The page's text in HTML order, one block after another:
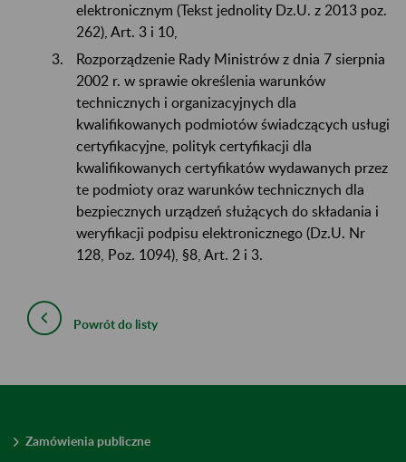
elektronicznym (Tekst jednolity Dz.U. z 2013 poz.
262), Art. 3 i 10,
Rozporządzenie Rady Ministrów z dnia 7 sierpnia
2002 r. w sprawie określenia warunków
technicznych i organizacyjnych dla
kwalifikowanych podmiotów świadczących usługi
certyfikacyjne, polityk certyfikacji dla
kwalifikowanych certyfikatów wydawanych przez
te podmioty oraz warunków technicznych dla
bezpiecznych urządzeń służących do składania i
weryfikacji podpisu elektronicznego (Dz.U. Nr
128, Poz. 1094), §8, Art. 2 i 3.
Powrót do listy
Zamówienia publiczne